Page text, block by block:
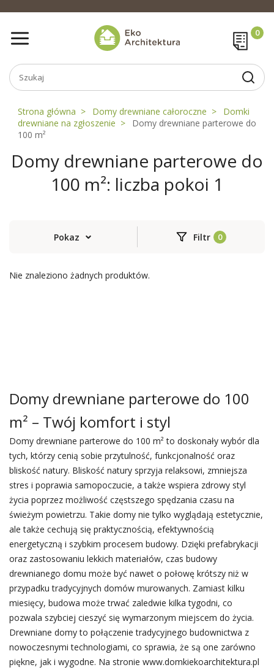
Strona główna Domy drewniane całoroczne
Domki
drewniane na zgłoszenie
Domy drewniane parterowe do
100 m²
Domy drewniane parterowe do
100 m²: liczba pokoi 1
Pokaz Filtr
Nie znaleziono żadnych produktów.
Domy drewniane parterowe do 100
m² – Twój komfort i styl
Domy drewniane parterowe do 100 m² to doskonały wybór dla
tych, którzy cenią sobie przytulność, funkcjonalność oraz
bliskość natury. Bliskość natury sprzyja relaksowi, zmniejsza
stres i poprawia samopoczucie, a także wspiera zdrowy styl
życia poprzez możliwość częstszego spędzania czasu na
świeżym powietrzu. Takie domy nie tylko wyglądają estetycznie,
ale także cechują się praktycznością, efektywnością
energetyczną i szybkim procesem budowy. Dzięki prefabrykacji
oraz zastosowaniu lekkich materiałów, czas budowy
drewnianego domu może być nawet o połowę krótszy niż w
przypadku tradycyjnych domów murowanych. Zamiast kilku
miesięcy, budowa może trwać zaledwie kilka tygodni, co
pozwala szybciej cieszyć się wymarzonym miejscem do życia.
Drewniane domy to połączenie tradycyjnego budownictwa z
nowoczesnymi technologiami, co sprawia, że są one zarówno
piękne, jak i wygodne. Na stronie www.domkiekoarchitektura.pl